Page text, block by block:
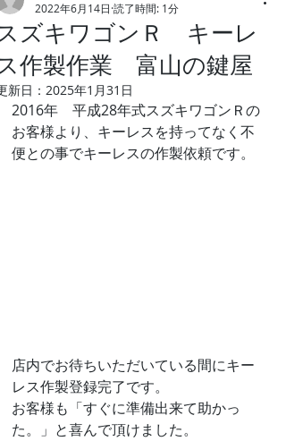
ズキワゴンＲ キーレ
作製作業 富山の鍵屋
2022年6月14日 読了時間: 1分
新日： 2025年1月31日
2016年　平成28年式スズキワゴンＲの
お客様より、キーレスを持ってなく不
便との事でキーレスの作製依頼です。
店内でお待ちいただいている間にキー
レス作製登録完了です。
お客様も「すぐに準備出来て助かっ
た。」と喜んで頂けました。